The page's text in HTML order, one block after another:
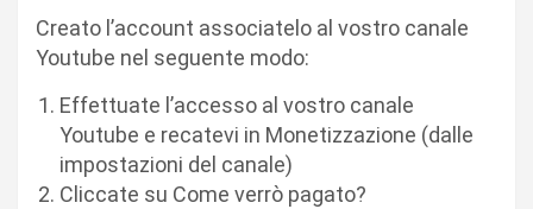
Creato l’account associatelo al vostro canale
Youtube nel seguente modo:
Effettuate l’accesso al vostro canale
Youtube e recatevi in Monetizzazione (dalle
impostazioni del canale)
Cliccate su Come verrò pagato?